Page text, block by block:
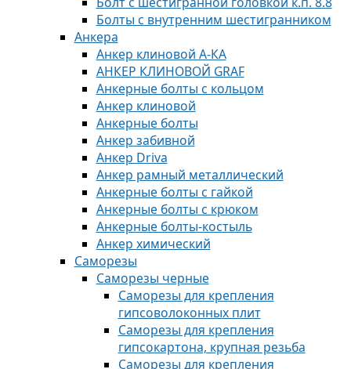
Болты с внутренним шестигранником
Анкера
Анкер клиновой А-КА
АНКЕР КЛИНОВОЙ GRAF
Анкерные болты с кольцом
Анкер клиновой
Анкерные болты
Анкер забивной
Анкер Driva
Анкер рамный металлический
Анкерные болты с гайкой
Анкерные болты с крюком
Анкерные болты-костыль
Анкер химический
Саморезы
Саморезы черные
Саморезы для крепления
гипсоволоконных плит
Саморезы для крепления
гипсокартона, крупная резьба
Саморезы для крепления